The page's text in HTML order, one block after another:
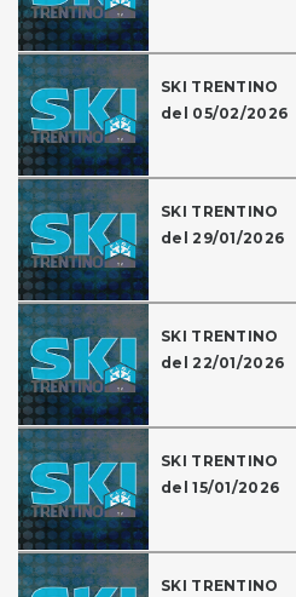
SKI TRENTINO
del 05/02/2026
SKI TRENTINO
del 29/01/2026
SKI TRENTINO
del 22/01/2026
SKI TRENTINO
del 15/01/2026
SKI TRENTINO